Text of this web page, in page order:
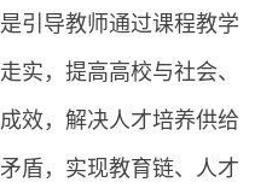
引导教师通过课程教学
实，提高高校与社会、
效，解决人才培养供给
盾，实现教育链、人才